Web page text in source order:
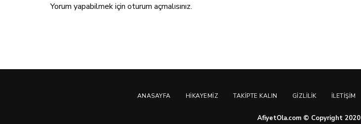
Yorum yapabilmek için oturum açmalısınız.
ANASAYFA HIKAYEMIZ TAKIPTE KALIN GIZLILIK İLETIŞIM
AfiyetOla.com © Copyright 2020